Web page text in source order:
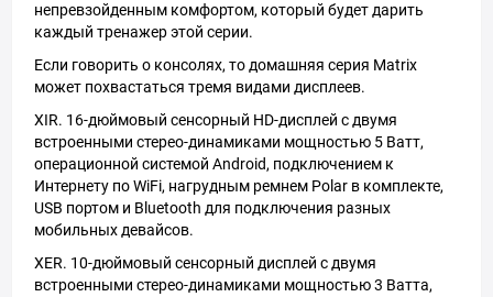
непревзойденным комфортом, который будет дарить
каждый тренажер этой серии.
Если говорить о консолях, то домашняя серия Matrix
может похвастаться тремя видами дисплеев.
XIR. 16-дюймовый сенсорный HD-дисплей с двумя
встроенными стерео-динамиками мощностью 5 Ватт,
операционной системой Android, подключением к
Интернету по WiFi, нагрудным ремнем Polar в комплекте,
USB портом и Bluetooth для подключения разных
мобильных девайсов.
XER. 10-дюймовый сенсорный дисплей с двумя
встроенными стерео-динамиками мощностью 3 Ватта,